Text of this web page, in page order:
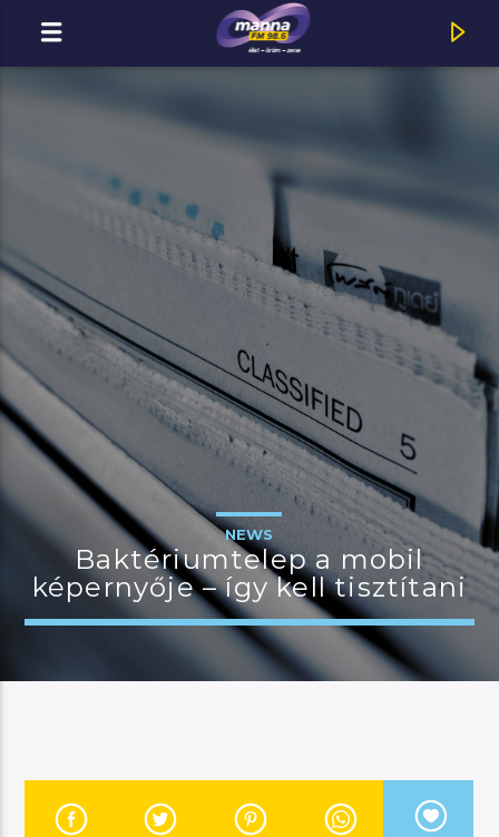
MOST ADÁSBAN
MannaFM
JELENLEGI MŰSOR
DIGITÁLIS HÉTKÖZNAPJAINK
NEWS
Baktériumtelep a mobil
képernyője – így kell tisztítani